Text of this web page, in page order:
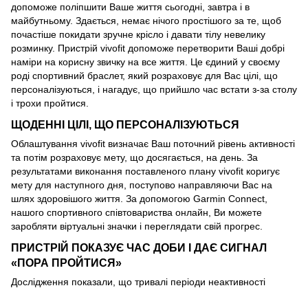
допоможе поліпшити Ваше життя сьогодні, завтра і в
майбутньому. Здається, немає нічого простішого за те, щоб
почастіше покидати зручне крісло і давати тілу невелику
розминку. Пристрій vivofit допоможе перетворити Ваші добрі
наміри на корисну звичку на все життя. Це єдиний у своєму
роді спортивний браслет, який розраховує для Вас цілі, що
персоналізуються, і нагадує, що прийшло час встати з-за столу
і трохи пройтися.
ЩОДЕННІ ЦІЛІ, ЩО ПЕРСОНАЛІЗУЮТЬСЯ
Облаштування vivofit визначає Ваш поточний рівень активності
та потім розраховує мету, що досягається, на день. За
результатами виконання поставленого плану vivofit коригує
мету для наступного дня, поступово направляючи Вас на
шлях здоровішого життя. За допомогою Garmin Connect,
нашого спортивного співтовариства онлайн, Ви можете
заробляти віртуальні значки і переглядати свій прогрес.
ПРИСТРІЙ ПОКАЗУЄ ЧАС ДОБИ І ДАЄ СИГНАЛ
«ПОРА ПРОЙТИСЯ»
Дослідження показали, що тривалі періоди неактивності